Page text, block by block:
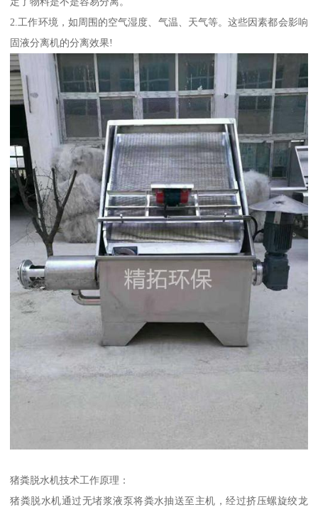
2.工作环境，如周围的空气湿度、气温、天气等。这些因素都会影响
固液分离机的分离效果!
猪粪脱水机技术工作原理：
猪粪脱水机通过无堵浆液泵将粪水抽送至主机，经过挤压螺旋绞龙